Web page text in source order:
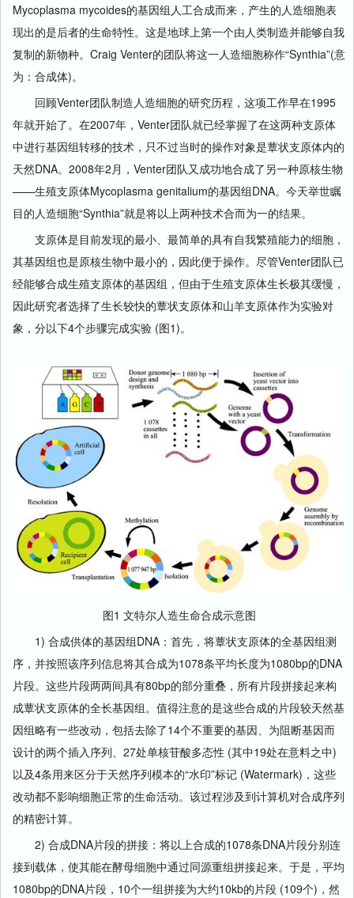
Mycoplasma mycoides的基因组人工合成而来，产生的人造细胞表
现出的是后者的生命特性。这是地球上第一个由人类制造并能够自我
复制的新物种。Craig Venter的团队将这一人造细胞称作“Synthia”(意
为：合成体)。
回顾Venter团队制造人造细胞的研究历程，这项工作早在1995
年就开始了。在2007年，Venter团队就已经掌握了在这两种支原体
中进行基因组转移的技术，只不过当时的操作对象是蕈状支原体内的
天然DNA。2008年2月，Venter团队又成功地合成了另一种原核生物
——生殖支原体Mycoplasma genitalium的基因组DNA。今天举世瞩
目的人造细胞“Synthia”就是将以上两种技术合而为一的结果。
支原体是目前发现的最小、最简单的具有自我繁殖能力的细胞，
其基因组也是原核生物中最小的，因此便于操作。尽管Venter团队已
经能够合成生殖支原体的基因组，但由于生殖支原体生长极其缓慢，
因此研究者选择了生长较快的蕈状支原体和山羊支原体作为实验对
象，分以下4个步骤完成实验 (图1)。
图1 文特尔人造生命合成示意图
1) 合成供体的基因组DNA：首先，将蕈状支原体的全基因组测
序，并按照该序列信息将其合成为1078条平均长度为1080bp的DNA
片段。这些片段两两间具有80bp的部分重叠，所有片段拼接起来构
成蕈状支原体的全长基因组。值得注意的是这些合成的片段较天然基
因组略有一些改动，包括去除了14个不重要的基因、为阻断基因而
设计的两个插入序列、27处单核苷酸多态性 (其中19处在意料之中)
以及4条用来区分于天然序列模本的“水印”标记 (Watermark)，这些
改动都不影响细胞正常的生命活动。该过程涉及到计算机对合成序列
的精密计算。
2) 合成DNA片段的拼接：将以上合成的1078条DNA片段分别连
接到载体，使其能在酵母细胞中通过同源重组拼接起来。于是，平均
1080bp的DNA片段，10个一组拼接为大约10kb的片段 (109个)，然